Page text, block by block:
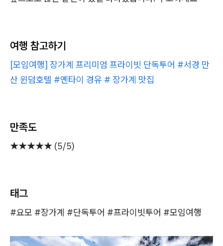
여행 참고하기
[모임여행] 장가계 프리미엄 프라이빗 단독투어 #서경 만
산 윈덤호텔 #옌타이 경유 # 장가계 맛집
만족도
★★★★★ (5/5)
태그
#요모 #장가계 #단독투어 #프라이빗투어 #모임여행